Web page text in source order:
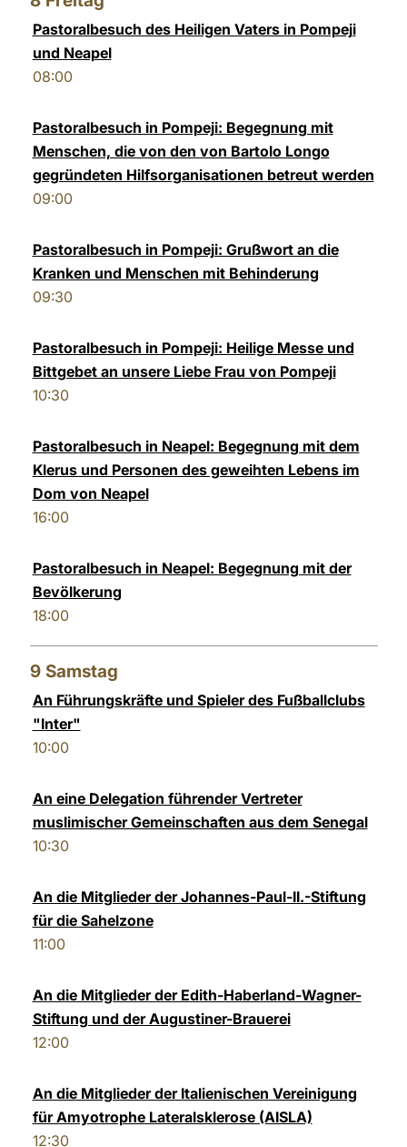
Pastoralbesuch des Heiligen Vaters in Pompeji
und Neapel
08:00
Pastoralbesuch in Pompeji: Begegnung mit
Menschen, die von den von Bartolo Longo
gegründeten Hilfsorganisationen betreut werden
09:00
Pastoralbesuch in Pompeji: Grußwort an die
Kranken und Menschen mit Behinderung
09:30
Pastoralbesuch in Pompeji: Heilige Messe und
Bittgebet an unsere Liebe Frau von Pompeji
10:30
Pastoralbesuch in Neapel: Begegnung mit dem
Klerus und Personen des geweihten Lebens im
Dom von Neapel
16:00
Pastoralbesuch in Neapel: Begegnung mit der
Bevölkerung
18:00
9 Samstag
An Führungskräfte und Spieler des Fußballclubs
"Inter"
10:00
An eine Delegation führender Vertreter
muslimischer Gemeinschaften aus dem Senegal
10:30
An die Mitglieder der Johannes-Paul-II.-Stiftung
für die Sahelzone
11:00
An die Mitglieder der Edith-Haberland-Wagner-
Stiftung und der Augustiner-Brauerei
12:00
An die Mitglieder der Italienischen Vereinigung
für Amyotrophe Lateralsklerose (AISLA)
12:30